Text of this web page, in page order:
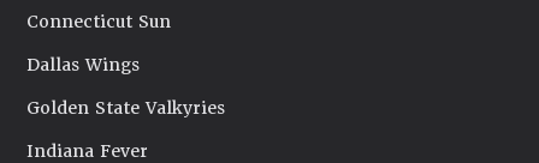
Connecticut Sun
Dallas Wings
Golden State Valkyries
Indiana Fever